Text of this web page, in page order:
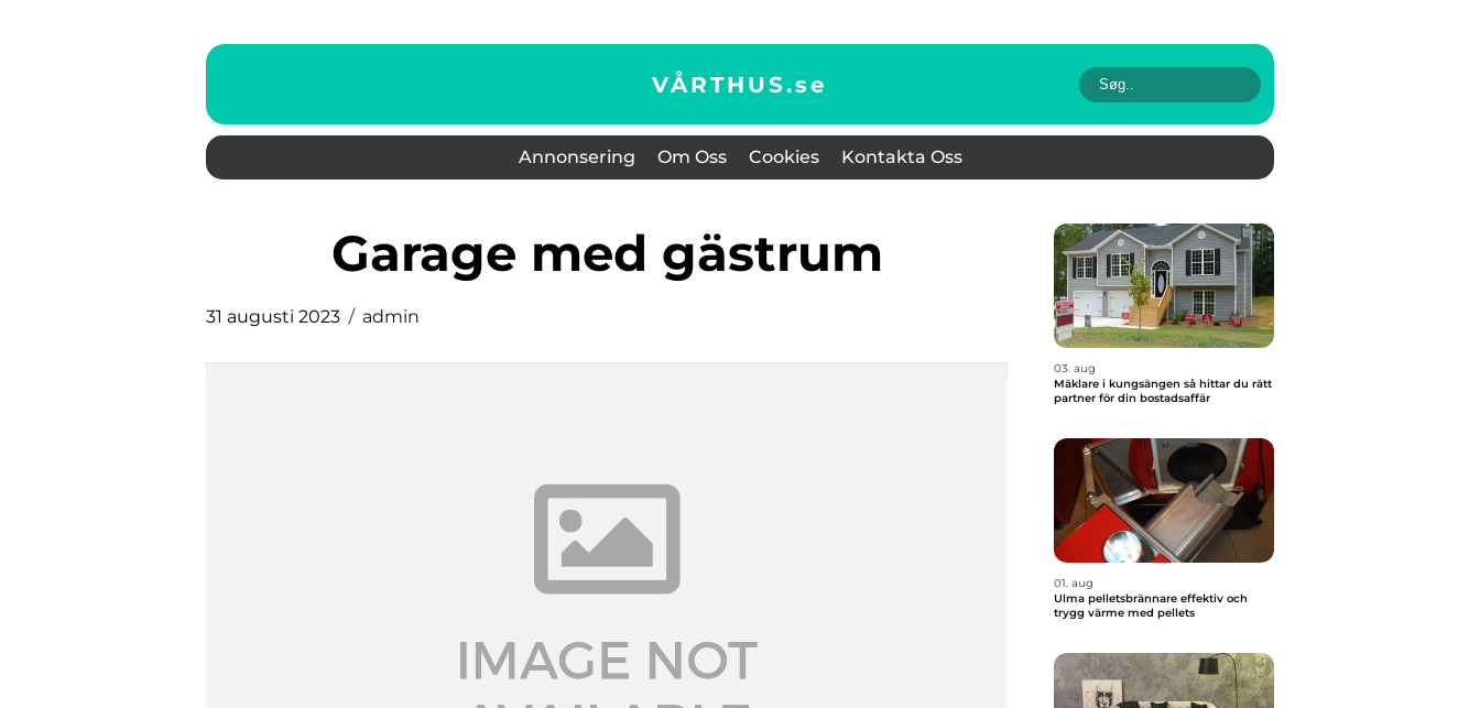
VÅRTHUS.se
Annonsering Om Oss Cookies Kontakta Oss
garage med gästrum
31 augusti 2023 admin
03. aug
Mäklare i kungsängen så hittar du rätt
partner för din bostadsaffär
01. aug
Ulma pelletsbrännare effektiv och
trygg värme med pellets